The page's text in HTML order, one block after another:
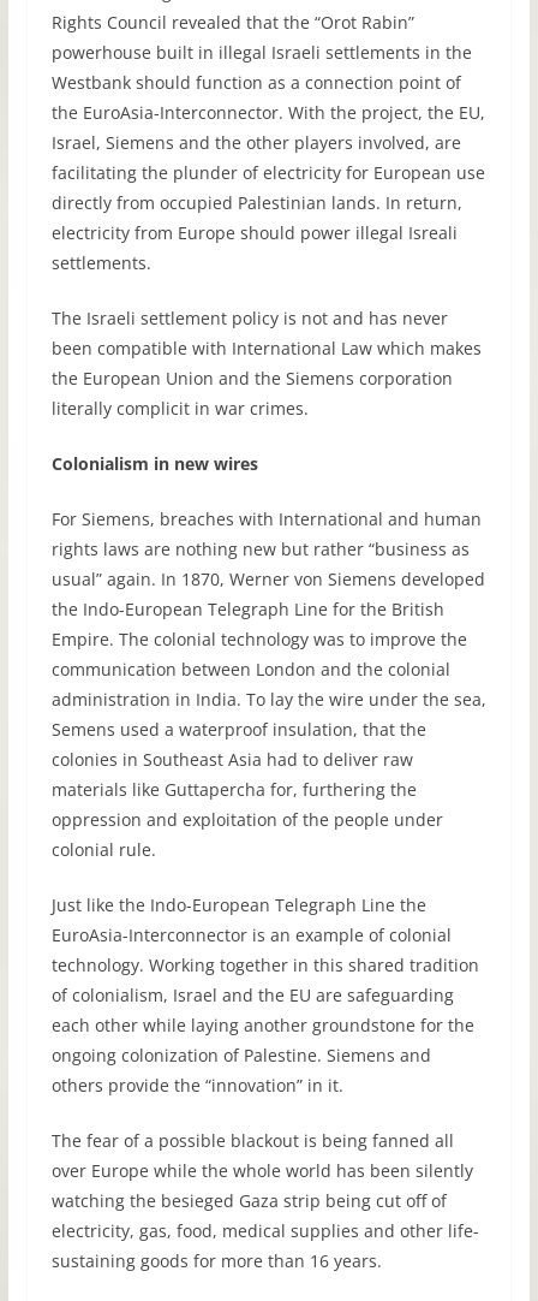
Rights Council revealed that the “Orot Rabin”
powerhouse built in illegal Israeli settlements in the
Westbank should function as a connection point of
the EuroAsia-Interconnector. With the project, the EU,
Israel, Siemens and the other players involved, are
facilitating the plunder of electricity for European use
directly from occupied Palestinian lands. In return,
electricity from Europe should power illegal Isreali
settlements.
The Israeli settlement policy is not and has never
been compatible with International Law which makes
the European Union and the Siemens corporation
literally complicit in war crimes.
Colonialism in new wires
For Siemens, breaches with International and human
rights laws are nothing new but rather “business as
usual” again. In 1870, Werner von Siemens developed
the Indo-European Telegraph Line for the British
Empire. The colonial technology was to improve the
communication between London and the colonial
administration in India. To lay the wire under the sea,
Semens used a waterproof insulation, that the
colonies in Southeast Asia had to deliver raw
materials like Guttapercha for, furthering the
oppression and exploitation of the people under
colonial rule.
Just like the Indo-European Telegraph Line the
EuroAsia-Interconnector is an example of colonial
technology. Working together in this shared tradition
of colonialism, Israel and the EU are safeguarding
each other while laying another groundstone for the
ongoing colonization of Palestine. Siemens and
others provide the “innovation” in it.
The fear of a possible blackout is being fanned all
over Europe while the whole world has been silently
watching the besieged Gaza strip being cut off of
electricity, gas, food, medical supplies and other life-
sustaining goods for more than 16 years.